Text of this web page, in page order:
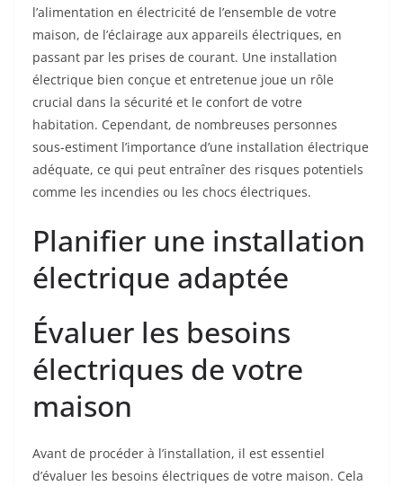
l’alimentation en électricité de l’ensemble de votre
maison, de l’éclairage aux appareils électriques, en
passant par les prises de courant. Une installation
électrique bien conçue et entretenue joue un rôle
crucial dans la sécurité et le confort de votre
habitation. Cependant, de nombreuses personnes
sous-estiment l’importance d’une installation électrique
adéquate, ce qui peut entraîner des risques potentiels
comme les incendies ou les chocs électriques.
Planifier une installation
électrique adaptée
Évaluer les besoins
électriques de votre
maison
Avant de procéder à l’installation, il est essentiel
d’évaluer les besoins électriques de votre maison. Cela